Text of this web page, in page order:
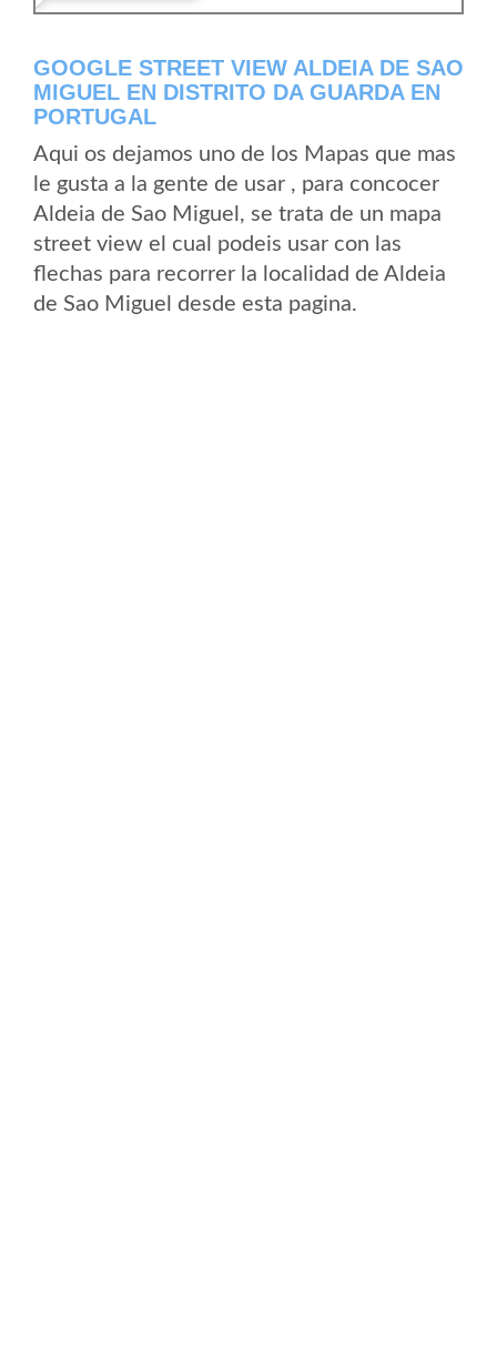
GOOGLE STREET VIEW ALDEIA DE SAO
MIGUEL EN DISTRITO DA GUARDA EN
PORTUGAL
Aqui os dejamos uno de los Mapas que mas
le gusta a la gente de usar , para concocer
Aldeia de Sao Miguel, se trata de un mapa
street view el cual podeis usar con las
flechas para recorrer la localidad de Aldeia
de Sao Miguel desde esta pagina.